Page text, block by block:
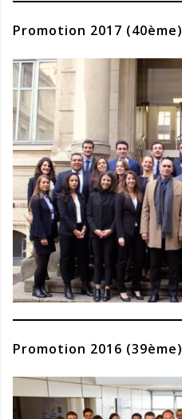
Promotion 2017 (40ème)
Promotion 2016 (39ème)